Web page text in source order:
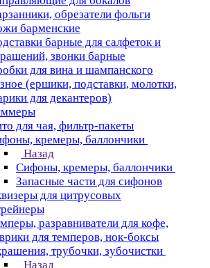
обрезатели фольги
барменские
барные для салфеток и
звонки барные
для вина и шампанского
(ершики, подставки, молотки,
для декантеров)
для чая, фильтр-пакеты
кремеры, баллончики
Назад
Сифоны, кремеры, баллончики
Запасные части для сифонов
для цитрусовых
разравниватели для кофе,
для темперов, нок-боксы
трубочки, зубочистки
Назад